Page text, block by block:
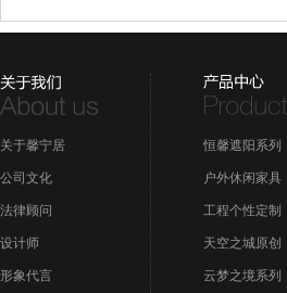
关于馨宁居
公司文化
法律顾问
设计师
形象代言
恒馨遮阳系列
户外休闲家具
工程个性定制
天空之城原创
云梦之境系列